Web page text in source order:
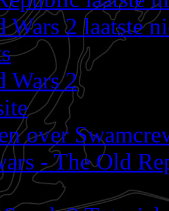
Wars 2 laatste
Wars 2
over
- The Old